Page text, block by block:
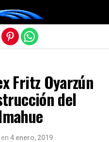
Fritz Oyarzún
del
en 4 enero, 2019
móvil